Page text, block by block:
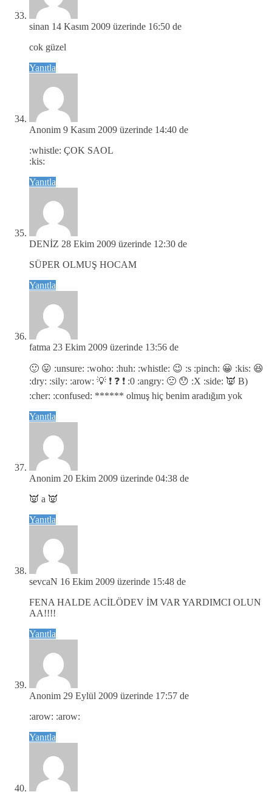
sinan 14 Kasım 2009 üzerinde 16:50 de
cok güzel
Yanıtla
Anonim 9 Kasım 2009 üzerinde 14:40 de
:whistle: ÇOK SAOL
:kis:
Yanıtla
DENİZ 28 Ekim 2009 üzerinde 12:30 de
SÜPER OLMUŞ HOCAM
Yanıtla
fatma 23 Ekim 2009 üzerinde 13:56 de
🙂 😛 :unsure: :woho: :huh: :whistle: 😉 :s :pinch: 😀 :kis: 😆
:dry: :sily: :arow: 💡 ❗ ❓ ❗ :0 :angry: 🙁 😯 :X :side: 👿 B)
:cher: :confused: ****** olmuş hiç benim aradığım yok
Yanıtla
Anonim 20 Ekim 2009 üzerinde 04:38 de
👿 a 👿
Yanıtla
sevcaN 16 Ekim 2009 üzerinde 15:48 de
FENA HALDE ACİLÖDEV İM VAR YARDIMCI OLUN
AA!!!!
Yanıtla
Anonim 29 Eylül 2009 üzerinde 17:57 de
:arow: :arow:
Yanıtla